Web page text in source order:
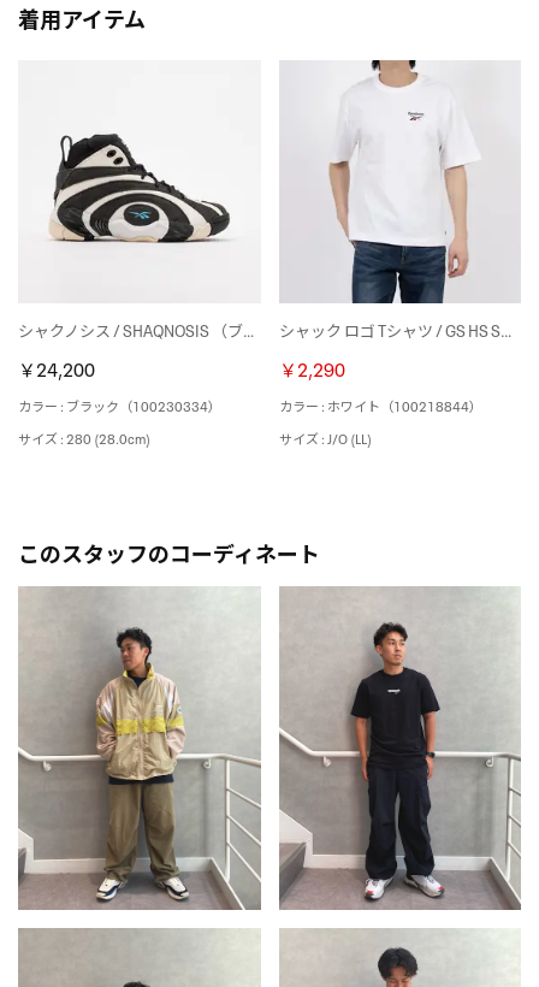
着用アイテム
シャクノシス / SHAQNOSIS （ブラック）
￥24,200
カラー : ブラック（100230334）
サイズ : 280 (28.0cm)
シャック ロゴ Tシャツ / GS HS SHAQ LOGO TEE （ホワイト）
￥2,290
カラー : ホワイト（100218844）
サイズ : J/O (LL)
このスタッフのコーディネート